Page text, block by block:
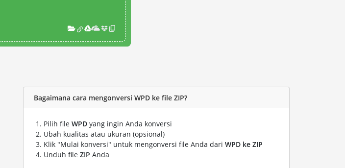
Bagaimana cara mengonversi WPD ke file ZIP?
Pilih file WPD yang ingin Anda konversi
Ubah kualitas atau ukuran (opsional)
Klik "Mulai konversi" untuk mengonversi file Anda dari WPD ke ZIP
Unduh file ZIP Anda